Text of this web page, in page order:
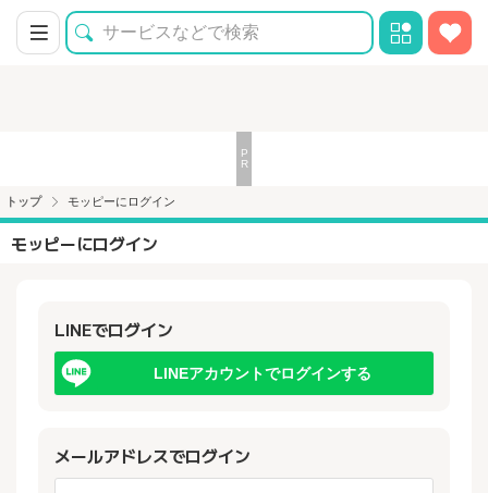
トップ モッピーにログイン
モッピーにログイン
LINEでログイン
LINEアカウントでログインする
メールアドレスでログイン